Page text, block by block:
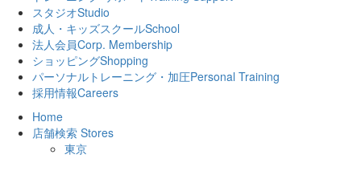
スタジオStudio
成人・キッズスクールSchool
法人会員Corp. Membership
ショッピングShopping
パーソナルトレーニング・加圧Personal Training
採用情報Careers
Home
店舗検索 Stores
東京